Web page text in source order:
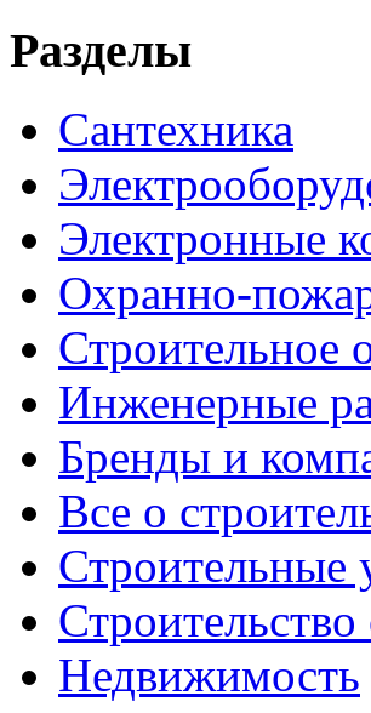
Разделы
Сантехника
Электронные
Охранно-
Строительное
Инженерные
Бренды и
Все о
Строительные
Строительство
Недвижимость